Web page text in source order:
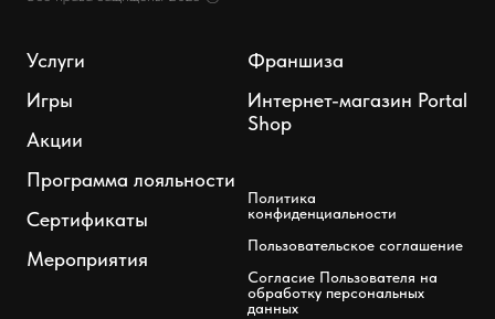
Услуги
Игры
Акции
Программа лояльности
Сертификаты
Мероприятия
Франшиза
Интернет-магазин Portal
Shop
Политика
конфиденциальности
Пользовательское соглашение
Согласие Пользователя на
обработку персональных
данных